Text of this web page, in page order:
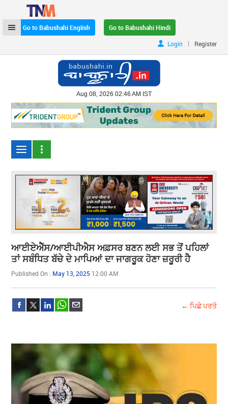
Go to Babushahi English
Go to Babushahi Hindi
Login
| Register
Aug 08, 2026 02:46 AM IST
ਆਈਏਐੱਸ/ਆਈਪੀਐਸ ਅਫ਼ਸਰ ਬਣਨ ਲਈ ਸਭ ਤੋਂ ਪਹਿਲਾਂ
ਤਾਂ ਸਬੰਧਿਤ ਬੱਚੇ ਦੇ ਮਾਪਿਆਂ ਦਾ ਜਾਗਰੂਕ ਹੋਣਾ ਜ਼ਰੂਰੀ ਹੈ
Published On : May 13, 2025 12:00 AM
← ਪਿਛੇ ਪਰਤੋ